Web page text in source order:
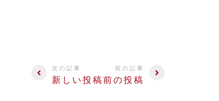
次の記事
新しい投稿
前の記事
前の投稿